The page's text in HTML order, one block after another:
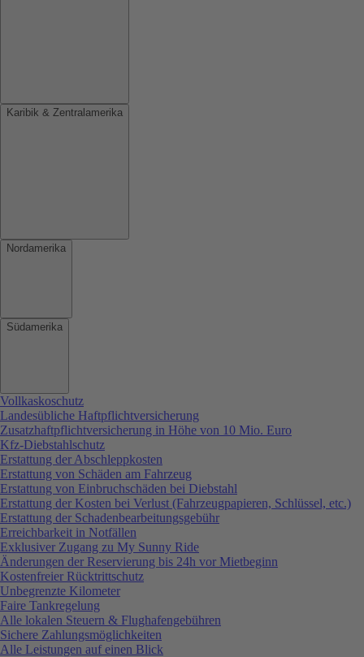
Karibik & Zentralamerika
Nordamerika
Südamerika
Vollkaskoschutz
Landesübliche Haftpflichtversicherung
Zusatzhaftpflichtversicherung in Höhe von 10 Mio. Euro
Kfz-Diebstahlschutz
Erstattung der Abschleppkosten
Erstattung von Schäden am Fahrzeug
Erstattung von Einbruchschäden bei Diebstahl
Erstattung der Kosten bei Verlust (Fahrzeugpapieren, Schlüssel, etc.)
Erstattung der Schadenbearbeitungsgebühr
Erreichbarkeit in Notfällen
Exklusiver Zugang zu My Sunny Ride
Änderungen der Reservierung bis 24h vor Mietbeginn
Kostenfreier Rücktrittschutz
Unbegrenzte Kilometer
Faire Tankregelung
Alle lokalen Steuern & Flughafengebühren
Sichere Zahlungsmöglichkeiten
Alle Leistungen auf einen Blick